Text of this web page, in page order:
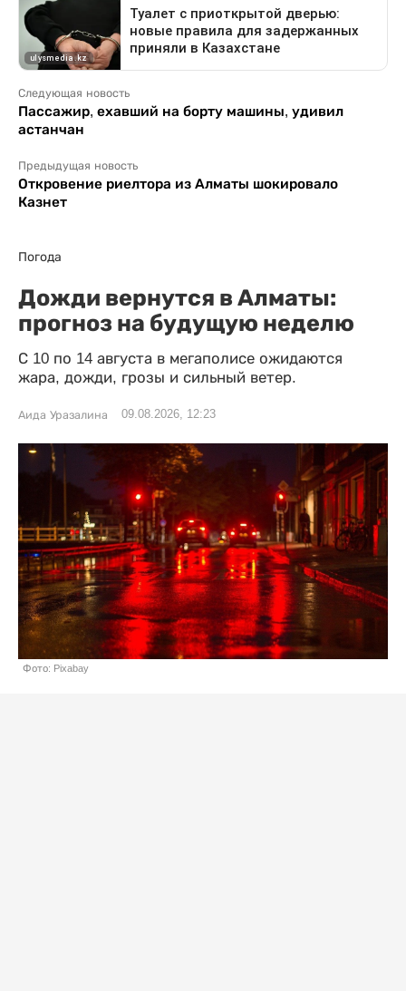
Следующая новость
Пассажир, ехавший на борту машины, удивил
астанчан
Предыдущая новость
Откровение риелтора из Алматы шокировало
Казнет
Погода
Дожди вернутся в Алматы:
прогноз на будущую неделю
С 10 по 14 августа в мегаполисе ожидаются
жара, дожди, грозы и сильный ветер.
Аида Уразалина 09.08.2026, 12:23
Фото: Pixabay